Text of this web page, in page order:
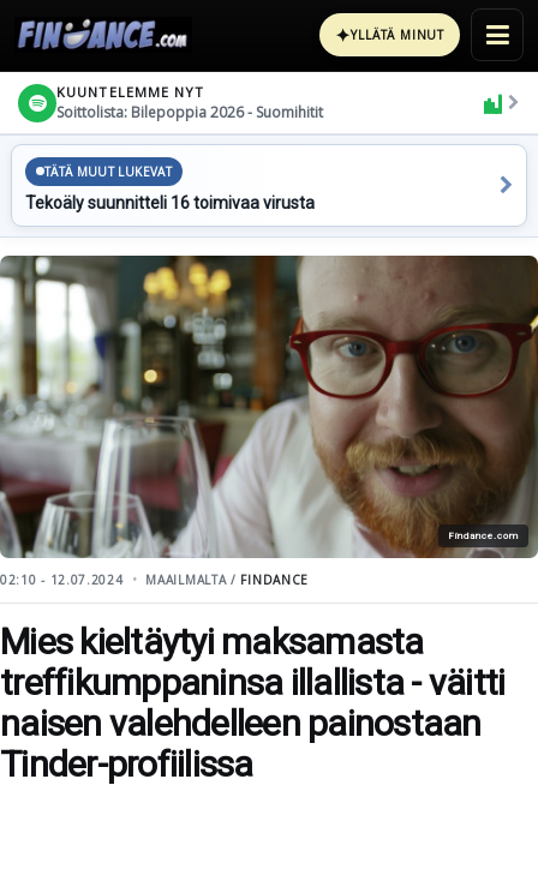
✦YLLÄTÄ MINUT
KUUNTELEMME NYT
Soittolista: Bilepoppia 2026 - Suomihitit
TÄTÄ MUUT LUKEVAT
Tekoäly suunnitteli 16 toimivaa virusta
Findance.com
02:10 - 12.07.2024 MAAILMALTA / FINDANCE
Mies kieltäytyi maksamasta
treffikumppaninsa illallista - väitti
naisen valehdelleen painostaan
Tinder-profiilissa